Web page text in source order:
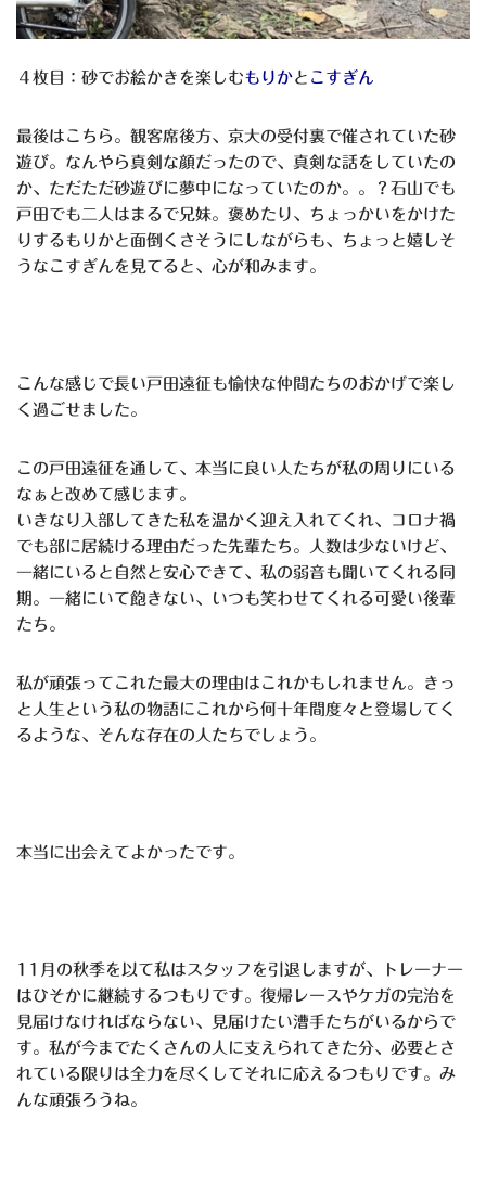
４枚目：砂でお絵かきを楽しむもりかと こすぎん
最後はこちら。観客席後方、京大の受付裏で催されていた砂
遊び。なんやら真剣な顔だったので、真剣な話をしていたの
か、ただただ砂遊びに夢中になっていたのか。。？石山でも
戸田でも二人はまるで兄妹。褒めたり、ちょっかいをかけた
りするもりかと面倒くさそうにしながらも、ちょっと嬉しそ
うなこすぎんを見てると、心が和みます。
こんな感じで長い戸田遠征も愉快な仲間たちのおかげで楽し
く過ごせました。
この戸田遠征を通して、本当に良い人たちが私の周りにいる
なぁと改めて感じます。
いきなり入部してきた私を温かく迎え入れてくれ、コロナ禍
でも部に居続ける理由だった先輩たち。人数は少ないけど、
一緒にいると自然と安心できて、私の弱音も聞いてくれる同
期。一緒にいて飽きない、いつも笑わせてくれる可愛い後輩
たち。
私が頑張ってこれた最大の理由はこれかもしれません。きっ
と人生という私の物語にこれから何十年間度々と登場してく
るような、そんな存在の人たちでしょう。
本当に出会えてよかったです。
11月の秋季を以て私はスタッフを引退しますが、トレーナー
はひそかに継続するつもりです。復帰レースやケガの完治を
見届けなければならない、見届けたい漕手たちがいるからで
す。私が今までたくさんの人に支えられてきた分、必要とさ
れている限りは全力を尽くしてそれに応えるつもりです。み
んな頑張ろうね。